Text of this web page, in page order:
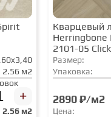
2.56 м2
+
2.56 м2
Кварцевый
Herringbone
2101-05
Размер:
Упаковка:
2890 ₽/м2
Цена: